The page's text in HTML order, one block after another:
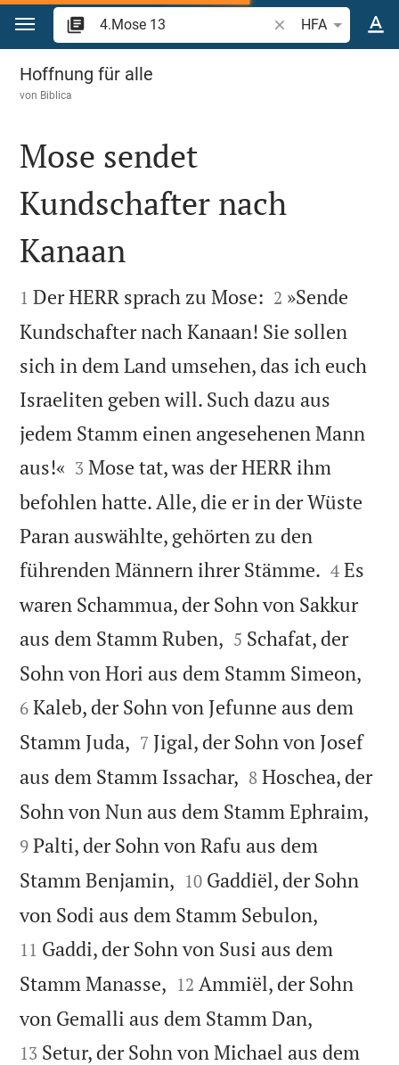
Zum Inhalt springen
Bibelstelle oder
HFA
4.Mose 13
Hoffnung für alle
von Biblica

Mose sendet
Kundschafter nach
Kanaan

1 Der HERR sprach zu Mose: 

2 »Sende
Kundschafter nach Kanaan! Sie sollen
sich in dem Land umsehen, das ich euch
Israeliten geben will. Such dazu aus
jedem Stamm einen angesehenen Mann
aus!« 

3 Mose tat, was der HERR ihm
befohlen hatte. Alle, die er in der Wüste
Paran auswählte, gehörten zu den
führenden Männern ihrer Stämme. 

4 Es
waren Schammua, der Sohn von Sakkur
aus dem Stamm Ruben, 

5 Schafat, der
Sohn von Hori aus dem Stamm Simeon,
6 Kaleb, der Sohn von Jefunne aus dem
Stamm Juda, 

7 Jigal, der Sohn von Josef
aus dem Stamm Issachar, 

8 Hoschea, der
Sohn von Nun aus dem Stamm Ephraim,
9 Palti, der Sohn von Rafu aus dem
Stamm Benjamin, 

10 Gaddiël, der Sohn
von Sodi aus dem Stamm Sebulon,
11 Gaddi, der Sohn von Susi aus dem
Stamm Manasse, 

12 Ammiël, der Sohn
von Gemalli aus dem Stamm Dan,
13 Setur, der Sohn von Michael aus dem